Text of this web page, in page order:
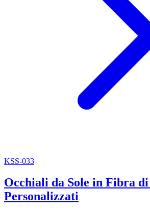
KSS-033
Occhiali da Sole in Fibra
Personalizzati